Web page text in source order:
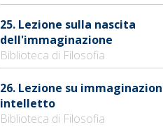
25. Lezione sulla nascita
dell'immaginazione
Biblioteca di Filosofia
26. Lezione su
intelletto
Biblioteca di Filosofia